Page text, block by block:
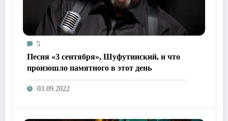
5
Песня «3 сентября», Шуфутинский, и что
произошло памятного в этот день
03.09.2022